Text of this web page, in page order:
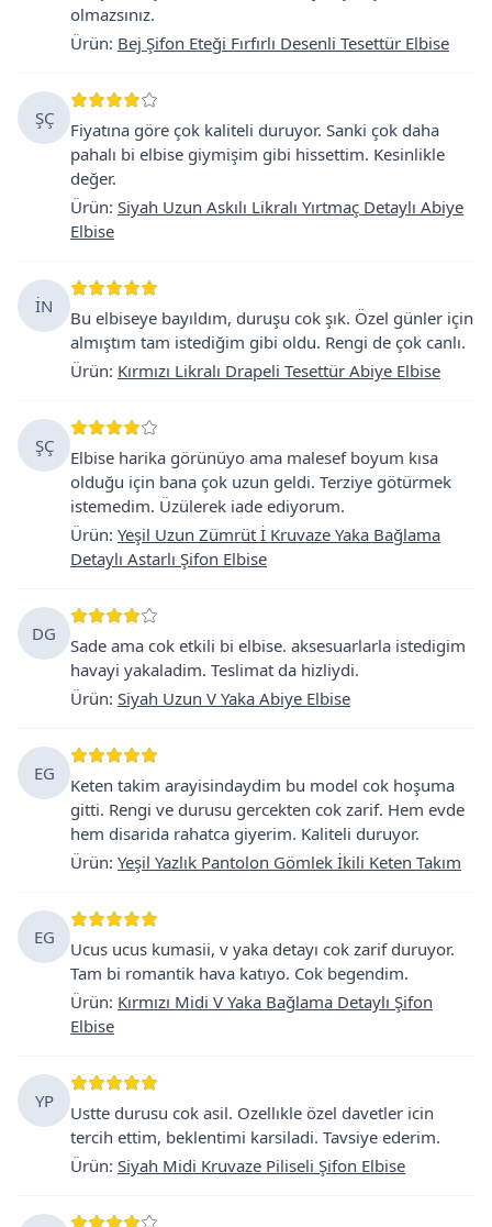
olmazsınız.
Ürün: Bej Şifon Eteği Fırfırlı Desenli Tesettür Elbise
ŞÇ
Fiyatına göre çok kaliteli duruyor. Sanki çok daha
pahalı bi elbise giymişim gibi hissettim. Kesinlikle
değer.
Ürün: Siyah Uzun Askılı Likralı Yırtmaç Detaylı Abiye
Elbise
İN
Bu elbiseye bayıldım, duruşu cok şık. Özel günler için
almıştım tam istediğim gibi oldu. Rengi de çok canlı.
Ürün: Kırmızı Likralı Drapeli Tesettür Abiye Elbise
ŞÇ
Elbise harika görünüyo ama malesef boyum kısa
olduğu için bana çok uzun geldi. Terziye götürmek
istemedim. Üzülerek iade ediyorum.
Ürün: Yeşil Uzun Zümrüt İ Kruvaze Yaka Bağlama
Detaylı Astarlı Şifon Elbise
DG
Sade ama cok etkili bi elbise. aksesuarlarla istedigim
havayi yakaladim. Teslimat da hizliydi.
Ürün: Siyah Uzun V Yaka Abiye Elbise
EG
Keten takim arayisindaydim bu model cok hoşuma
gitti. Rengi ve durusu gercekten cok zarif. Hem evde
hem disarida rahatca giyerim. Kaliteli duruyor.
Ürün: Yeşil Yazlık Pantolon Gömlek İkili Keten Takım
EG
Ucus ucus kumasii, v yaka detayı cok zarif duruyor.
Tam bi romantik hava katıyo. Cok begendim.
Ürün: Kırmızı Midi V Yaka Bağlama Detaylı Şifon
Elbise
YP
Ustte durusu cok asil. Ozellıkle özel davetler icin
tercih ettim, beklentimi karsiladi. Tavsiye ederim.
Ürün: Siyah Midi Kruvaze Piliseli Şifon Elbise